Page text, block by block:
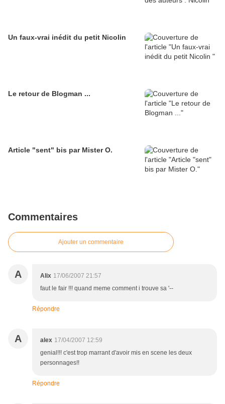
Un faux-vrai inédit du petit Nicolin
Le retour de Blogman ...
Article "sent" bis par Mister O.
Commentaires
Ajouter un commentaire
A Alix 17/06/2007 21:57
faut le fair !!! quand meme comment i trouve sa '--
Répondre
A alex 17/04/2007 12:59
genial!!! c'est trop marrant d'avoir mis en scene les deux
personnages!!
Répondre